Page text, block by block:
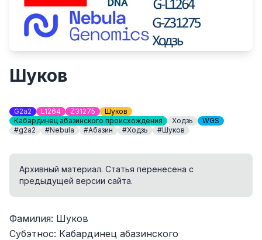
Шуков
G2a2 L1264 Z31275
Шуков
Кабардинец абазинского происхождения
Ходзь
WGS
#g2a2
#Nebula #Абазин #Ходзь #Шуков
Архивный материал. Статья перенесена с
предыдущей версии сайта.
Фамилия: Шуков
Субэтнос: Кабардинец абазинского